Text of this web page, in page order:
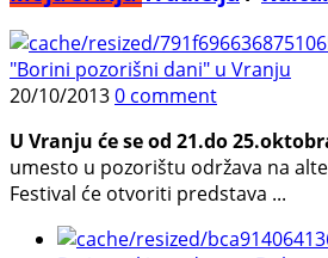
"Borini pozorišni dani" u Vranju
20/10/20130 comment
U Vranju će se od 21.do
umesto u pozorištu održava na
Festival će otvoriti predstava ...